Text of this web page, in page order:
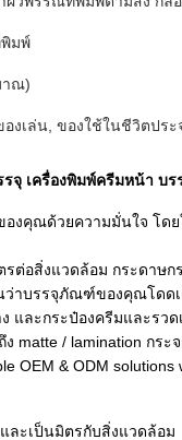
มพ์
าณ)
องเล่น, ของใช้ในชีวิตป
จุ เครื่องพิมพ์ครีมหน้า บ
คุณด้วยความมั่นใจ โดย
ต่อสิ่งแวดล้อม กระดาษ
าบรรจุภัณฑ์ของคุณโดด
ละกระป๋องครีมและรว
matte / lamination ก
& ODM
ละเป็นมิตรกับสิ่งแวดล้อม